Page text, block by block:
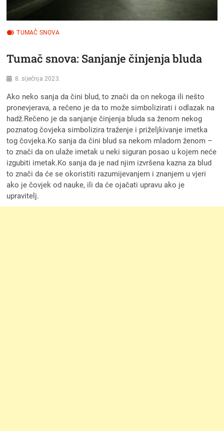
TUMAČ SNOVA
Tumač snova: Sanjanje činjenja bluda
8. siječnja 2023.
Ako neko sanja da čini blud, to znači da on nekoga ili neš­to
pronevjerava, a rečeno je da to može simbolizirati i odlazak na
hadž.Rečeno je da sanjanje činjenja bluda sa ženom nekog
poznatog čovjeka simbolizira tra­ženje i priželjkivanje imetka
tog čovjeka.Ko sanja da čini blud sa nekom mla­dom ženom –
to znači da on ulaže imetak u neki siguran posao u kojem neće
izgubiti imetak.Ko sanja da je nad njim izvršena kazna za blud
to znači da će se okoristiti razumijevanjem i znanjem u vjeri
ako je čovjek od nauke, ili da će ojačati upravu ako je
upravitelj.